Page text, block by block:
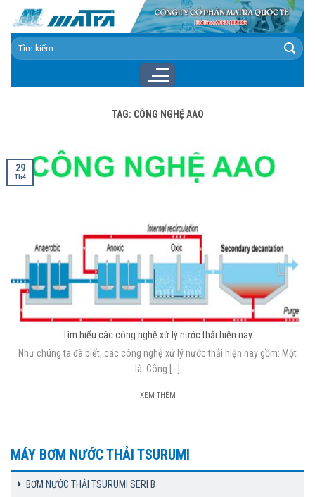
content
Tìm
kiếm:
TAG: CÔNG NGHỆ AAO
MÁY BƠM NƯỚC THẢI TSURUMI
BƠM NƯỚC THẢI TSURUMI SERI B
Tìm hiểu các công nghệ xử lý nước thải hiện nay
Như chúng ta đã biết, các công nghệ xử lý nước thải hiện nay gồm: Một
là: Công [...]
XEM THÊM
29
Th4